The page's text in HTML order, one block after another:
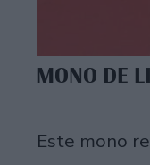
MONO DE
Este mono